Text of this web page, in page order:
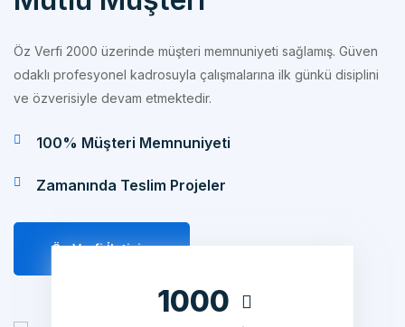
Öz Verfi 2000 üzerinde müşteri memnuniyeti sağlamış. Güven
ve özverisiyle devam etmektedir.
100% Müşteri Memnuniyeti
Zamanında Teslim Projeler
Tamamlanan Projeler